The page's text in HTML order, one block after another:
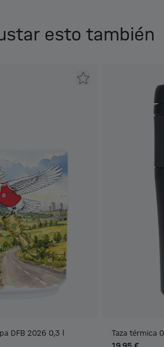
esto también
DFB 2026 0,3 l
Taza térmica